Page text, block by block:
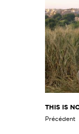
THIS IS
Précédent